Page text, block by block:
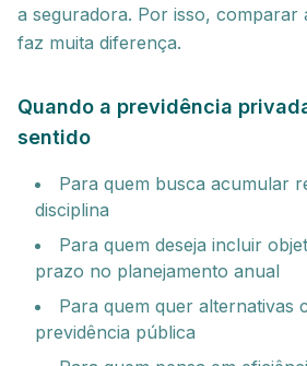
a seguradora. Por isso, comparar
faz muita diferença.
Quando a previdência
sentido
Para quem busca acumular
disciplina
Para quem deseja incluir
prazo no planejamento anual
Para quem quer alternativas
previdência pública